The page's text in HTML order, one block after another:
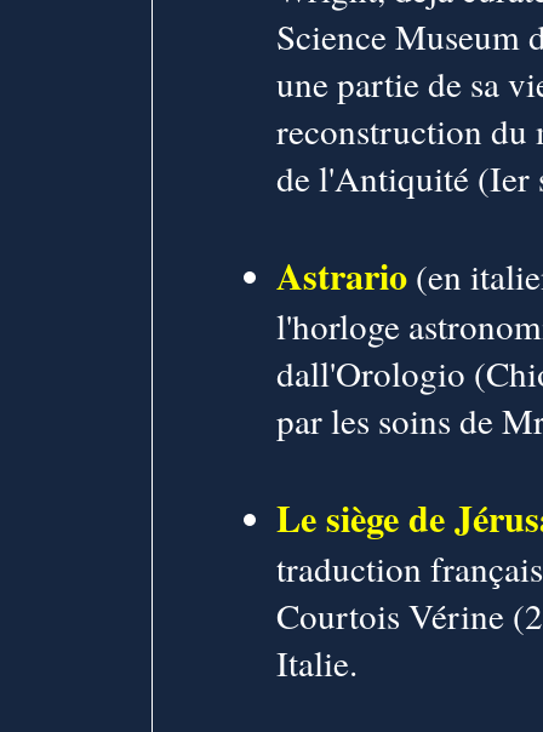
Science Museum
une partie de sa
reconstruction du
de l'Antiquité (Ier
Astrario (en
l'horloge
dall'Orologio
par les soins de
Le siège de
traduction
Courtois Vérine
Italie.